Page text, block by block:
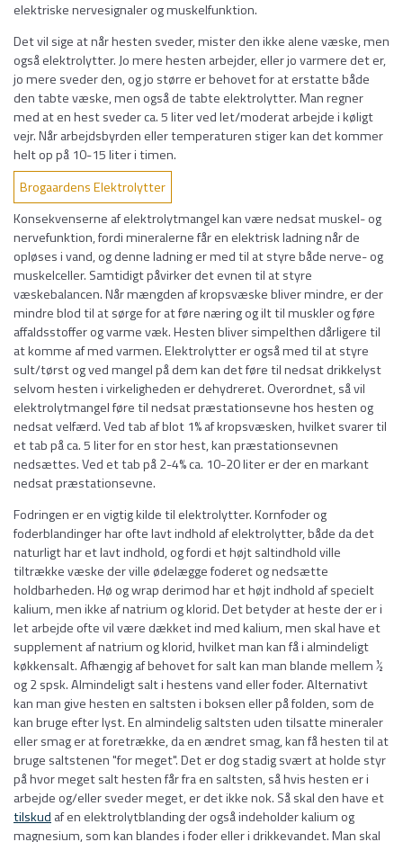
elektriske nervesignaler og muskelfunktion.
Det vil sige at når hesten sveder, mister den ikke alene væske, men
også elektrolytter. Jo mere hesten arbejder, eller jo varmere det er,
jo mere sveder den, og jo større er behovet for at erstatte både
den tabte væske, men også de tabte elektrolytter. Man regner
med at en hest sveder ca. 5 liter ved let/moderat arbejde i køligt
vejr. Når arbejdsbyrden eller temperaturen stiger kan det kommer
helt op på 10-15 liter i timen.
Brogaardens Elektrolytter
Konsekvenserne af elektrolytmangel kan være nedsat muskel- og
nervefunktion, fordi mineralerne får en elektrisk ladning når de
opløses i vand, og denne ladning er med til at styre både nerve- og
muskelceller. Samtidigt påvirker det evnen til at styre
væskebalancen. Når mængden af kropsvæske bliver mindre, er der
mindre blod til at sørge for at føre næring og ilt til muskler og føre
affaldsstoffer og varme væk. Hesten bliver simpelthen dårligere til
at komme af med varmen. Elektrolytter er også med til at styre
sult/tørst og ved mangel på dem kan det føre til nedsat drikkelyst
selvom hesten i virkeligheden er dehydreret. Overordnet, så vil
elektrolytmangel føre til nedsat præstationsevne hos hesten og
nedsat velfærd. Ved tab af blot 1% af kropsvæsken, hvilket svarer til
et tab på ca. 5 liter for en stor hest, kan præstationsevnen
nedsættes. Ved et tab på 2-4% ca. 10-20 liter er der en markant
nedsat præstationsevne.
Fodringen er en vigtig kilde til elektrolytter. Kornfoder og
foderblandinger har ofte lavt indhold af elektrolytter, både da det
naturligt har et lavt indhold, og fordi et højt saltindhold ville
tiltrække væske der ville ødelægge foderet og nedsætte
holdbarheden. Hø og wrap derimod har et højt indhold af specielt
kalium, men ikke af natrium og klorid. Det betyder at heste der er i
let arbejde ofte vil være dækket ind med kalium, men skal have et
supplement af natrium og klorid, hvilket man kan få i almindeligt
køkkensalt. Afhængig af behovet for salt kan man blande mellem ½
og 2 spsk. Almindeligt salt i hestens vand eller foder. Alternativt
kan man give hesten en saltsten i boksen eller på folden, som de
kan bruge efter lyst. En almindelig saltsten uden tilsatte mineraler
eller smag er at foretrække, da en ændret smag, kan få hesten til at
bruge saltstenen "for meget". Det er dog stadig svært at holde styr
på hvor meget salt hesten får fra en saltsten, så hvis hesten er i
arbejde og/eller sveder meget, er det ikke nok. Så skal den have et
tilskud af en elektrolytblanding der også indeholder kalium og
magnesium, som kan blandes i foder eller i drikkevandet. Man skal